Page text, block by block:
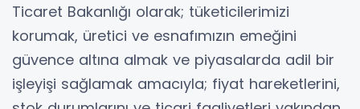
Ticaret Bakanlığı olarak; tüketicilerimizi
korumak, üretici ve esnafımızın emeğini
güvence altına almak ve piyasalarda adil bir
işleyişi sağlamak amacıyla; fiyat hareketlerini,